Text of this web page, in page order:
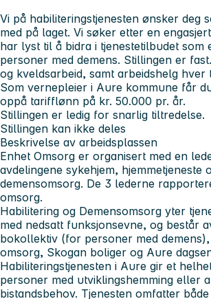
Vi på habiliteringstjenesten ønsker deg
med på laget. Vi søker etter en
har lyst til å bidra i tjenestetilbudet som
personer med demens. Stillingen er
og kveldsarbeid, samt arbeidshelg hver
Som vernepleier i Aure kommune får
oppå tarifflønn på kr. 50.000 pr. år.
Stillingen er ledig for snarlig tiltredelse.
Stillingen kan ikke deles
Beskrivelse av arbeidsplassen
Enhet Omsorg er organisert med en
avdelingene sykehjem, hjemmetjeneste
demensomsorg. De 3 lederne
omsorg.
Habilitering og Demensomsorg yter
med nedsatt funksjonsevne, og består
bokollektiv (for personer med
omsorg, Skogan boliger og Aure
Habiliteringstjenesten i Aure gir et
personer med utviklingshemming eller
bistandsbehov. Tjenesten omfatter